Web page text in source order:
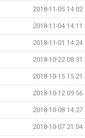
2018-11-05 14:02
2018-11-04 14:11
2018-11-01 14:24
2018-10-22 08:31
2018-10-15 15:21
2018-10-12 09:56
2018-10-08 14:27
2018-10-07 21:04